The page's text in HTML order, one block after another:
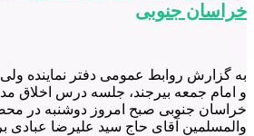
خراسان جنوبی
به گزارش روابط عمومی دفتر نماینده
و امام جمعه بیرجند، جلسه درس اخلاق
خراسان جنوبی صبح امروز دوشنبه در
والمسلمین آقای حاج سید علیرضا عبادی